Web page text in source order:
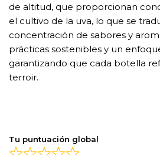
de altitud, que proporcionan
el cultivo de la uva, lo que se
concentración de sabores y
prácticas sostenibles y un
garantizando que cada botella
terroir.
Tu puntuación global